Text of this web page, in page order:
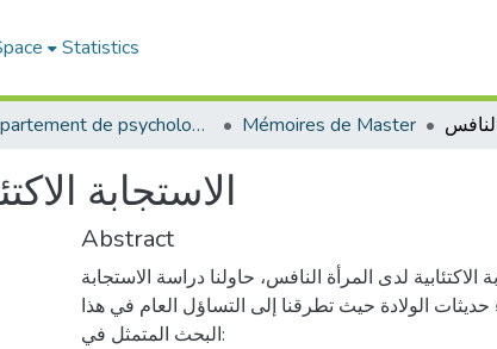
Statistics
Département de psychologie Mémoires de Master
الاستجابة
Abstract
لدى المرأة النافس، حاولنا دراسة الاستجابة
حديثات الولادة حيث تطرقنا إلى التساؤل العام في هذا
البحث المتمثل في: